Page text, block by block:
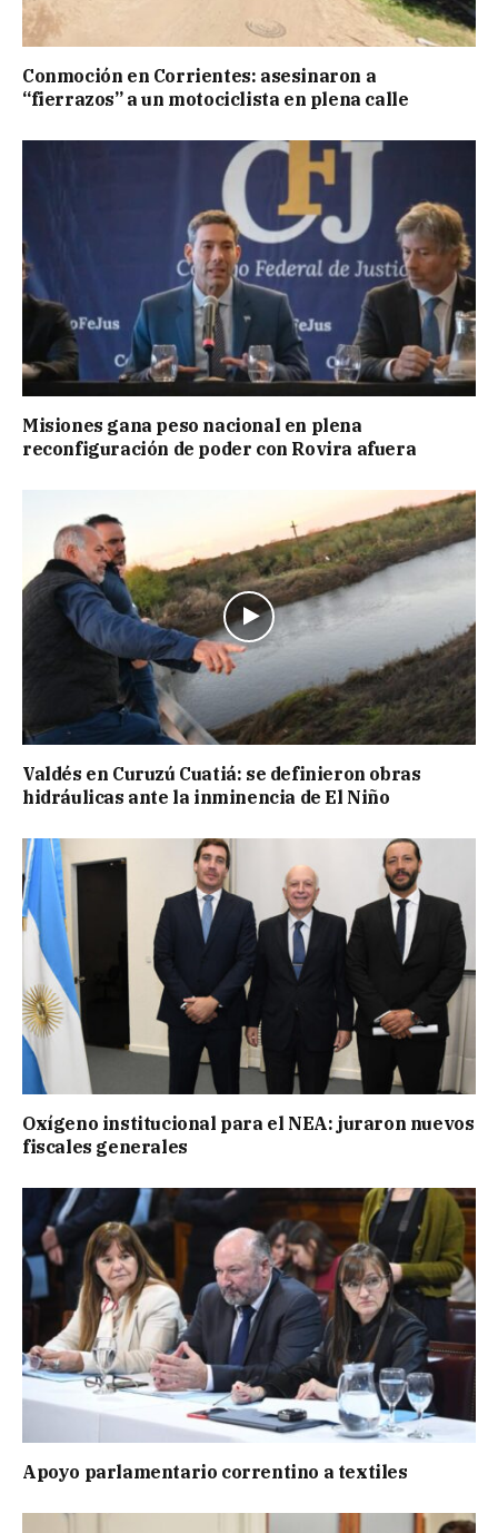
Conmoción en Corrientes: asesinaron a
“fierrazos” a un motociclista en plena calle
Misiones gana peso nacional en plena
reconfiguración de poder con Rovira afuera
Valdés en Curuzú Cuatiá: se definieron obras
hidráulicas ante la inminencia de El Niño
Oxígeno institucional para el NEA: juraron nuevos
fiscales generales
Apoyo parlamentario correntino a textiles